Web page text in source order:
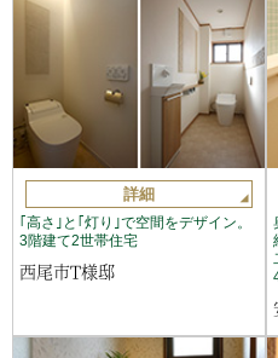
詳細
｢高さ｣と｢灯り｣で空間をデザイン。
3階建て2世帯住宅
西尾市T様邸